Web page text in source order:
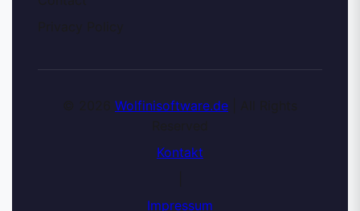
Wolfinisoftware.de
Kontakt
Impressum